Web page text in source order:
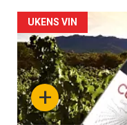
Forsiden
akkurat
nå
-
+
UKENS VIN